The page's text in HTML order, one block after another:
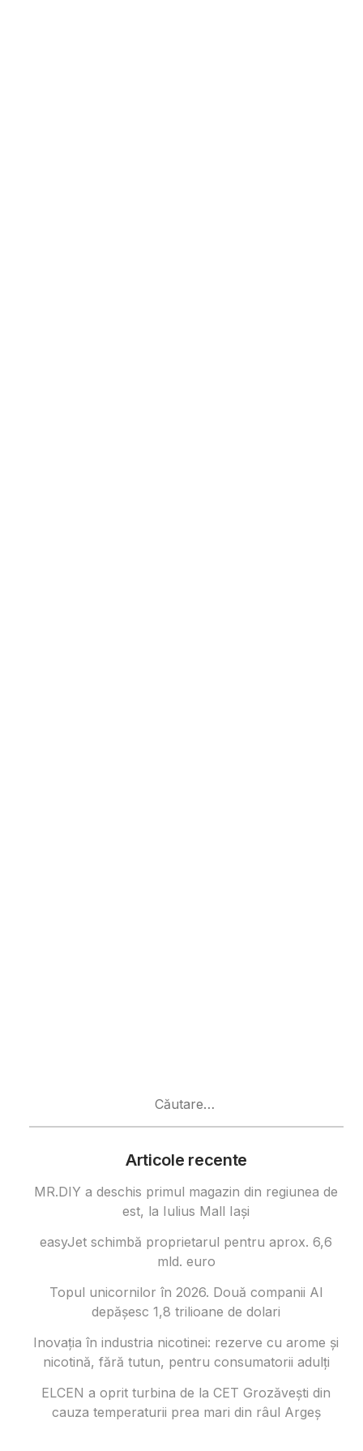
Articole recente
MR.DIY a deschis primul magazin din regiunea de
est, la Iulius Mall Iași
easyJet schimbă proprietarul pentru aprox. 6,6
mld. euro
Topul unicornilor în 2026. Două companii AI
depășesc 1,8 trilioane de dolari
Inovația în industria nicotinei: rezerve cu arome și
nicotină, fără tutun, pentru consumatorii adulți
ELCEN a oprit turbina de la CET Grozăvești din
cauza temperaturii prea mari din râul Argeș